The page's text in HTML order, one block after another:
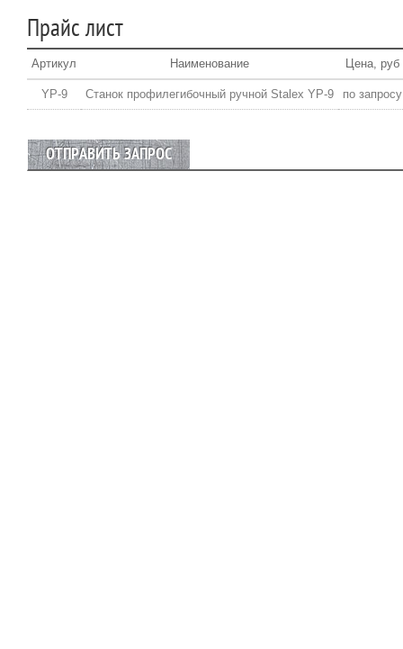
Прайс лист
Артикул Наименование Цена, руб
YP-9 Станок профилегибочный ручной Stalex YP-9 по запросу
ОТПРАВИТЬ ЗАПРОС